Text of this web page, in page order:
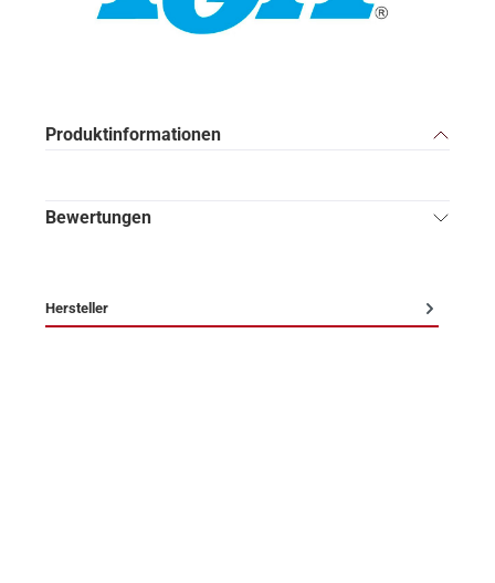
Produktinformationen
Bewertungen
Hersteller